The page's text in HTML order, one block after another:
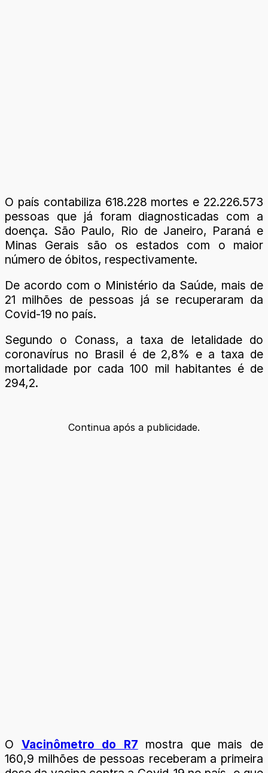
O país contabiliza 618.228 mortes e 22.226.573
pessoas que já foram diagnosticadas com a
doença. São Paulo, Rio de Janeiro, Paraná e
Minas Gerais são os estados com o maior
número de óbitos, respectivamente.
De acordo com o Ministério da Saúde, mais de
21 milhões de pessoas já se recuperaram da
Covid-19 no país.
Segundo o Conass, a taxa de letalidade do
coronavírus no Brasil é de 2,8% e a taxa de
mortalidade por cada 100 mil habitantes é de
294,2.
Continua após a publicidade.
O Vacinômetro do R7 mostra que mais de
160,9 milhões de pessoas receberam a primeira